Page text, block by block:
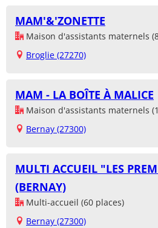
MAM'&'ZONETTE
Maison d'assistants maternels
Broglie (27270)
MAM - LA BOÎTE À MALICE
Maison d'assistants maternels
Bernay (27300)
MULTI ACCUEIL "LES
(BERNAY)
Multi-accueil (60 places)
Bernay (27300)